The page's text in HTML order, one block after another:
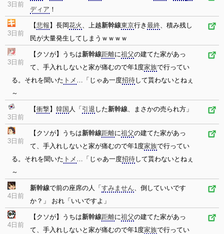
3日前
ディア ！
3日前
【悲報 】長岡花火 、上越新幹線東京行き 最終、積み残し
民が大量発生してしまうｗｗｗｗ
3日前
【クソが】うちは新幹線距離に祖父の建てた家があっ
て、手入れしないと家が痛むので年1度家族で行ってい
る。それを聞いた トメ …「じゃあ一度招待して貰わないとねぇ
～
3日前
【衝撃】 韓国 人「 引退 した新幹線、まさかの売られ方」
3日前
【クソが】うちは新幹線距離に祖父の建てた家があっ
て、手入れしないと家が痛むので年1度家族で行ってい
る。それを聞いた トメ …「じゃあ一度招待して貰わないとねぇ
～
4日前
新幹線で前の座席の人「 すみません、倒していいです
か？」 おれ「いいですよ」
4日前
【クソが】うちは新幹線距離に祖父の建てた家があっ
て、手入れしないと家が痛むので年1度家族で行ってい